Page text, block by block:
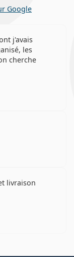
Google
j'avais
les
cherche
livraison